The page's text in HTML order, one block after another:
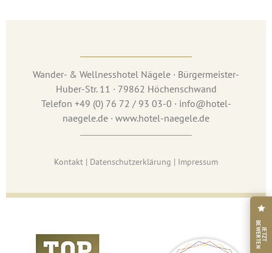
Wander- & Wellnesshotel Nägele · Bürgermeister-
Huber-Str. 11 · 79862 Höchenschwand
Telefon +49 (0) 76 72 / 93 03-0 · info@hotel-
naegele.de · www.hotel-naegele.de
Kontakt | Datenschutzerklärung | Impressum
J
E
T
Z
T
BE
W
E
R
T
E
N